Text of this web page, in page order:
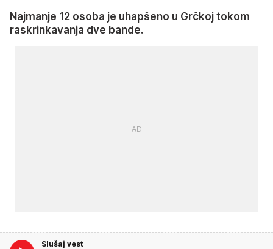
Najmanje 12 osoba je uhapšeno u Grčkoj tokom
raskrinkavanja dve bande.
Slušaj vest